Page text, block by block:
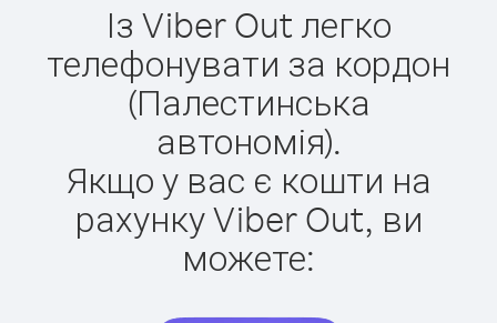
Із Viber Out легко
телефонувати за кордон
(Палестинська
автономія).
Якщо у вас є кошти на
рахунку Viber Out, ви
можете: